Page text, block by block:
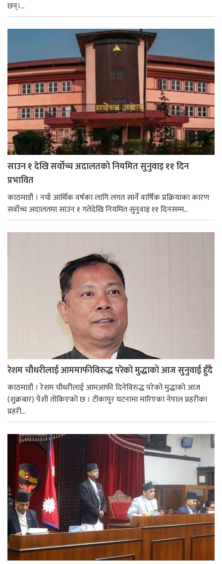
छन्।...
साउन १ देखि सर्वोच्च अदालतको नियमित सुनुवाइ ११ दिन
प्रभावित
काठमाडौं । नयाँ आर्थिक वर्षका लागि लगत सार्ने वार्षिक प्रक्रियाका कारण
सर्वोच्च अदालतमा साउन १ गतेदेखि नियमित सुनुवाइ ११ दिनसम्म...
रेशम चौधरीलाई आममाफीविरुद्ध परेको मुद्धाको आज सुनुवाई हुँदै
काठमाडौं । रेशम चौधरीलाई आमआफी दिनेविरुद्ध परेको मुद्धाको आज
(शुक्रबार) पेशी तोकिएको छ । टीकापुर घटनामा मारिएका नेपाल प्रहरीका
प्रहरी...